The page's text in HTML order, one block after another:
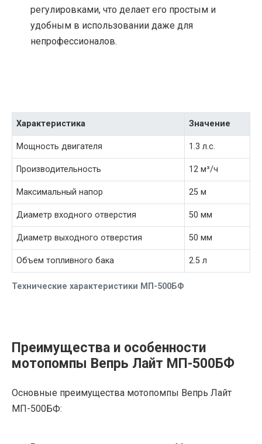
регулировками, что делает его простым и
удобным в использовании даже для
непрофессионалов.
Технические характеристики МП-500БФ
Характеристика Значение
Мощность двигателя 1.3 л.с.
Производительность 12 м³/ч
Максимальный напор 25 м
Диаметр входного отверстия 50 мм
Диаметр выходного отверстия 50 мм
Объем топливного бака 2.5 л
Преимущества и особенности
мотопомпы Вепрь Лайт МП-500БФ
Основные преимущества мотопомпы Вепрь Лайт
МП-500БФ: